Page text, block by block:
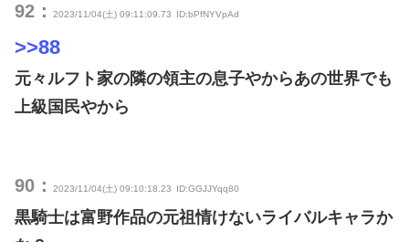
92： 2023/11/04(土) 09:11:09.73 ID:bPfNYVpAd
>>88
元々ルフト家の隣の領主の息子やからあの世界でも
上級国民やから
90： 2023/11/04(土) 09:10:18.23 ID:GGJJYqq80
黒騎士は富野作品の元祖情けないライバルキャラか